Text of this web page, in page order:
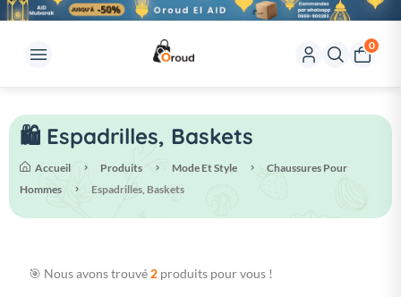
0
🛍️ Espadrilles, Baskets
Accueil Produits Mode Et Style
Chaussures Pour
Hommes
Espadrilles, Baskets
🎯 Nous avons trouvé 2 produits pour vous !